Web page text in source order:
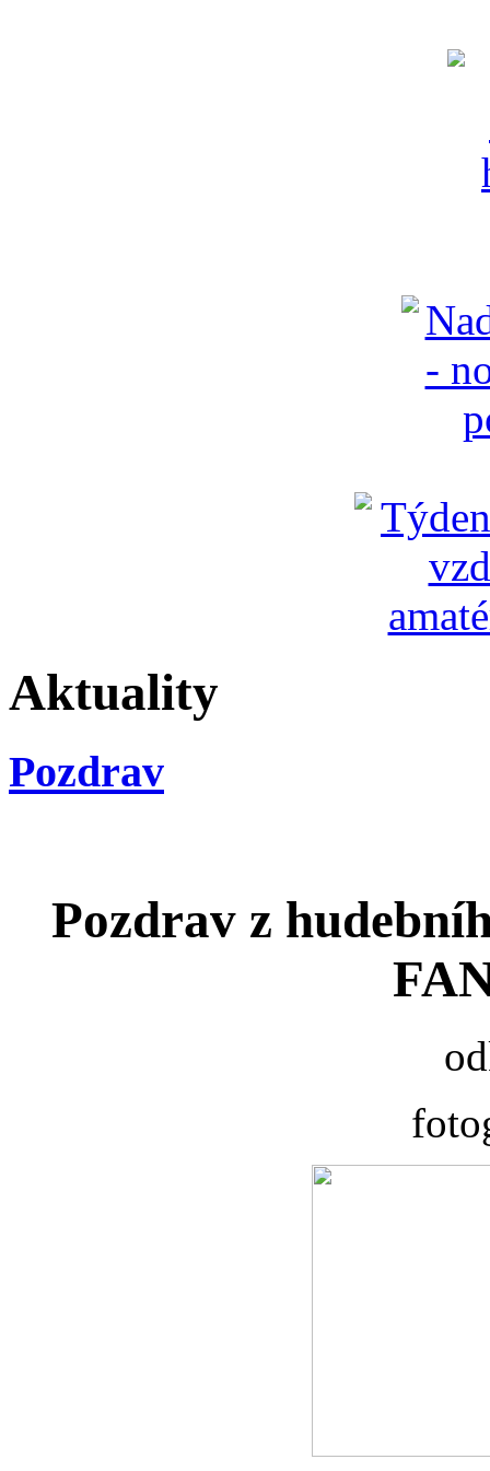
Aktuality
Pozdrav
Pozdrav z